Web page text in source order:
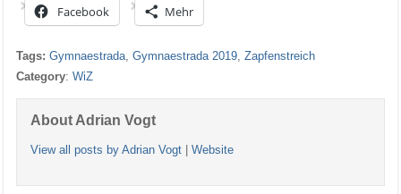
Facebook Mehr
Tags: Gymnaestrada, Gymnaestrada 2019, Zapfenstreich
Category: WiZ
About Adrian Vogt
View all posts by Adrian Vogt| Website